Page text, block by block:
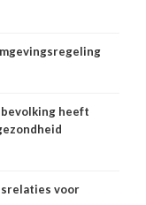
heeft
voor